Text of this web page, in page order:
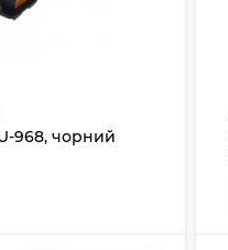
968, чорний